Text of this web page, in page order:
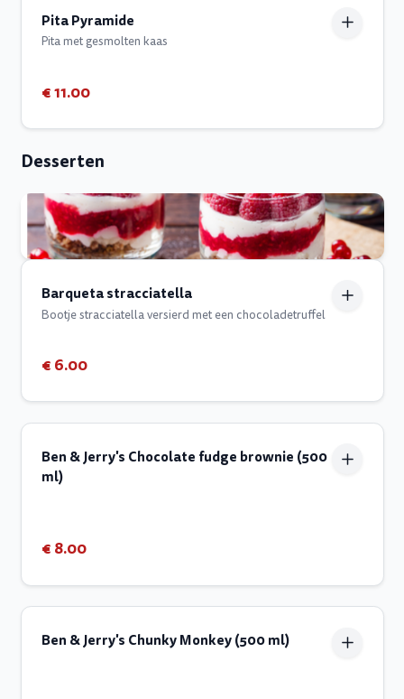
Pita Pyramide
Pita met gesmolten kaas
€ 11.00
Desserten
Barqueta stracciatella
Bootje stracciatella versierd met een chocoladetruffel
€ 6.00
Ben & Jerry's Chocolate fudge brownie (500
ml)
€ 8.00
Ben & Jerry's Chunky Monkey (500 ml)